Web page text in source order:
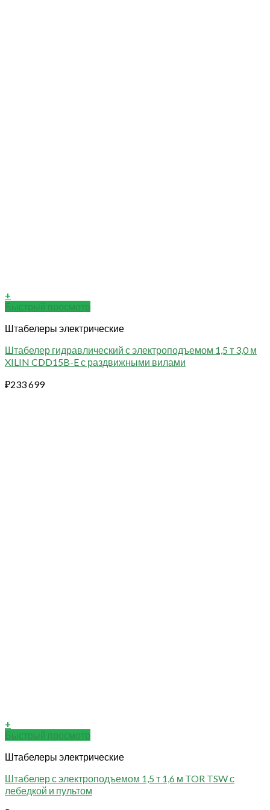
+
Быстрый просмотр
Штабелеры электрические
Штабелер гидравлический с электроподъемом 1,5 т 3,0 м
XILIN CDD15B-E с раздвижными вилами
₽233 699
+
Быстрый просмотр
Штабелеры электрические
Штабелер с электроподъемом 1,5 т 1,6 м TOR TSW с
лебедкой и пультом